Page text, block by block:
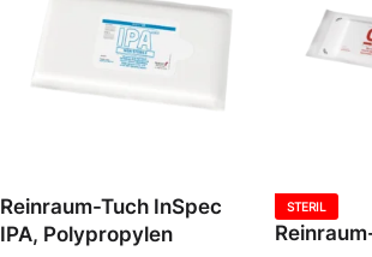
Reinraum-Tuch InSpec
IPA, Polypropylen
STERIL